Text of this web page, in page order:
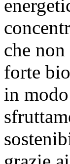
che
forte
in